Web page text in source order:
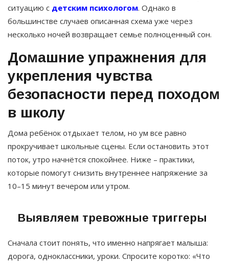
ситуацию с детским психологом. Однако в
большинстве случаев описанная схема уже через
несколько ночей возвращает семье полноценный сон.
Домашние упражнения для
укрепления чувства
безопасности перед походом
в школу
Дома ребёнок отдыхает телом, но ум все равно
прокручивает школьные сцены. Если остановить этот
поток, утро начнётся спокойнее. Ниже – практики,
которые помогут снизить внутреннее напряжение за
10–15 минут вечером или утром.
Выявляем тревожные триггеры
Сначала стоит понять, что именно напрягает малыша:
дорога, одноклассники, уроки. Спросите коротко: «Что